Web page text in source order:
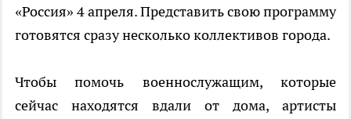
«Россия» 4 апреля. Представить свою программу
готовятся сразу несколько коллективов города.
Чтобы помочь военнослужащим, которые
сейчас находятся вдали от дома, артисты